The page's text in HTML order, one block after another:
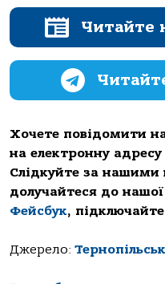
Читайте
Хочете повідомити
на електронну адресу
Слідкуйте за нашими
долучайтеся до
Фейсбук,
Джерело: